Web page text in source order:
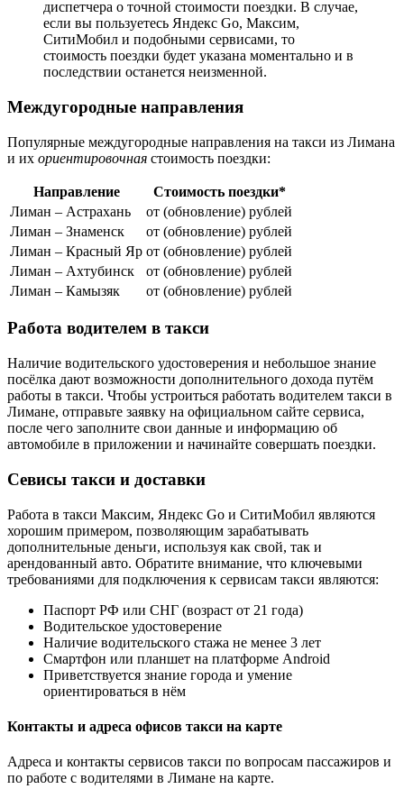
диспетчера о точной стоимости поездки. В случае,
если вы пользуетесь Яндекс Go, Максим,
СитиМобил и подобными сервисами, то
стоимость поездки будет указана моментально и в
последствии останется неизменной.
Междугородные направления
Популярные междугородные направления на такси из Лимана
и их ориентировочная стоимость поездки:
Направление
Стоимость поездки*
Лиман – Астрахань
от (обновление) рублей
Лиман – Знаменск
от (обновление) рублей
Лиман – Красный Яр от (обновление) рублей
Лиман – Ахтубинск
от (обновление) рублей
Лиман – Камызяк
от (обновление) рублей
Работа водителем в такси
Наличие водительского удостоверения и небольшое знание
посёлка дают возможности дополнительного дохода путём
работы в такси. Чтобы устроиться работать водителем такси в
Лимане, отправьте заявку на официальном сайте сервиса,
после чего заполните свои данные и информацию об
автомобиле в приложении и начинайте совершать поездки.
Севисы такси и доставки
Работа в такси Максим, Яндекс Go и СитиМобил являются
хорошим примером, позволяющим зарабатывать
дополнительные деньги, используя как свой, так и
арендованный авто. Обратите внимание, что ключевыми
требованиями для подключения к сервисам такси являются:
Паспорт РФ или СНГ (возраст от 21 года)
Водительское удостоверение
Наличие водительского стажа не менее 3 лет
Смартфон или планшет на платформе Android
Приветствуется знание города и умение
ориентироваться в нём
Контакты и адреса офисов такси на карте
Адреса и контакты сервисов такси по вопросам пассажиров и
по работе с водителями в Лимане на карте.